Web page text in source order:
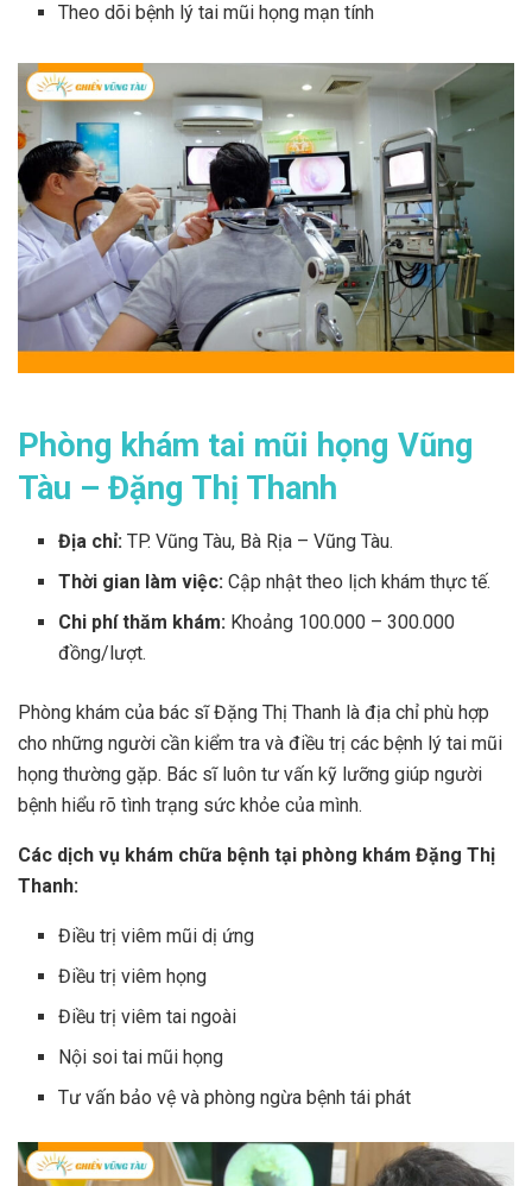
Theo dõi bệnh lý tai mũi họng mạn tính
Phòng khám tai mũi họng Vũng
Tàu – Đặng Thị Thanh
Địa chỉ: TP. Vũng Tàu, Bà Rịa – Vũng Tàu.
Thời gian làm việc: Cập nhật theo lịch khám thực tế.
Chi phí thăm khám: Khoảng 100.000 – 300.000
đồng/lượt.
Phòng khám của bác sĩ Đặng Thị Thanh là địa chỉ phù hợp
cho những người cần kiểm tra và điều trị các bệnh lý tai mũi
họng thường gặp. Bác sĩ luôn tư vấn kỹ lưỡng giúp người
bệnh hiểu rõ tình trạng sức khỏe của mình.
Các dịch vụ khám chữa bệnh tại phòng khám Đặng Thị
Thanh:
Điều trị viêm mũi dị ứng
Điều trị viêm họng
Điều trị viêm tai ngoài
Nội soi tai mũi họng
Tư vấn bảo vệ và phòng ngừa bệnh tái phát